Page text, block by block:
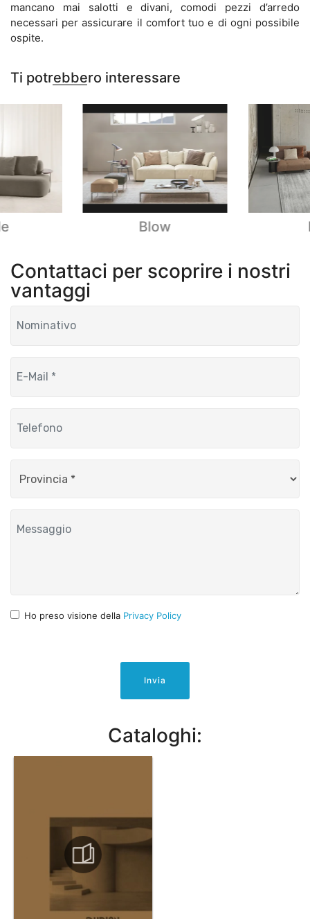
mancano mai salotti e divani, comodi pezzi d’arredo
necessari per assicurare il comfort tuo e di ogni possibile
ospite.
Ti potrebbero interessare
Blow
Contattaci per scoprire i nostri
vantaggi
Ho preso visione della Privacy Policy
Invia
Cataloghi: